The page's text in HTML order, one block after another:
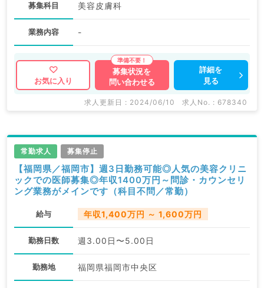
募集科目 美容皮膚科
業務内容 -
お気に入り
募集状況を
問い合わせる
詳細を
見る
求人更新日 : 2024/06/10 求人No. : 678340
常勤求人 募集停止
【福岡県／福岡市】週3日勤務可能◎人気の美容クリニ
ックでの医師募集◎年収1400万円～問診・カウンセリ
ング業務がメインです（科目不問／常勤）
給与 年収1,400万円 ～ 1,600万円
勤務日数 週3.00日〜5.00日
勤務地 福岡県福岡市中央区